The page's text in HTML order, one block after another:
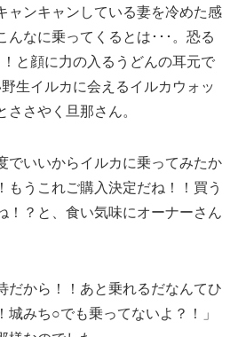
ャンキャンしている妻を冷めた感
んなに乗ってくるとは･･･。恐る
と顔に力の入るうどんの耳元で
野生イルカに会えるイルカウォッ
さやく旦那さん。
でいいからイルカに乗ってみたか
もうこれご購入決定だね！！買う
！？と、食い気味にオーナーさん
だから！！あと乗れるだなんてひ
城みち○でも乗ってないよ？！」